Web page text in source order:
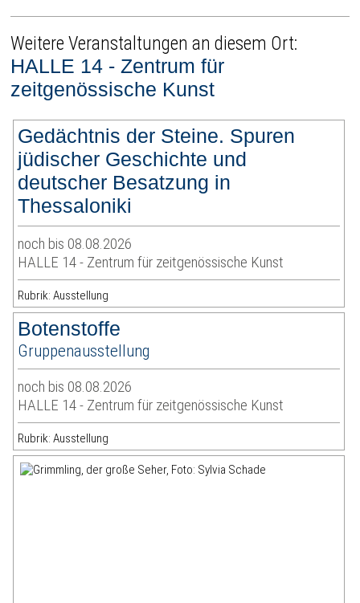
Weitere Veranstaltungen an diesem Ort:
HALLE 14 - Zentrum für
zeitgenössische Kunst
Gedächtnis der Steine. Spuren
jüdischer Geschichte und
deutscher Besatzung in
Thessaloniki
noch bis 08.08.2026
HALLE 14 - Zentrum für zeitgenössische Kunst
Rubrik: Ausstellung
Botenstoffe
Gruppenausstellung
noch bis 08.08.2026
HALLE 14 - Zentrum für zeitgenössische Kunst
Rubrik: Ausstellung